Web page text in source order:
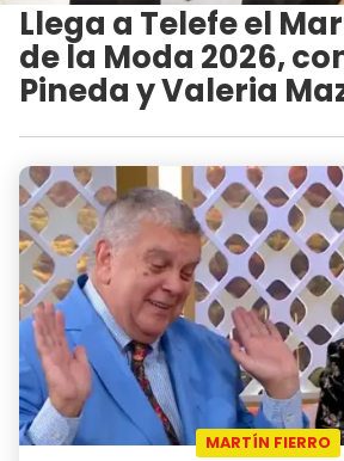
Llega a Telefe el
de la Moda 2026,
Pineda y Valeria
MARTÍN FIERRO